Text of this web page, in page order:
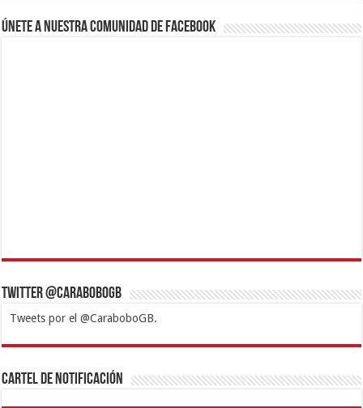
Únete a nuestra comunidad de Facebook
Twitter @CaraboboGB
Tweets por el @CaraboboGB.
1xbetBetturkeyBetistKralbetSupertotobetTipobetMatadorbetMariobet
https://mvbcasino.com/
Cartel de Notificación